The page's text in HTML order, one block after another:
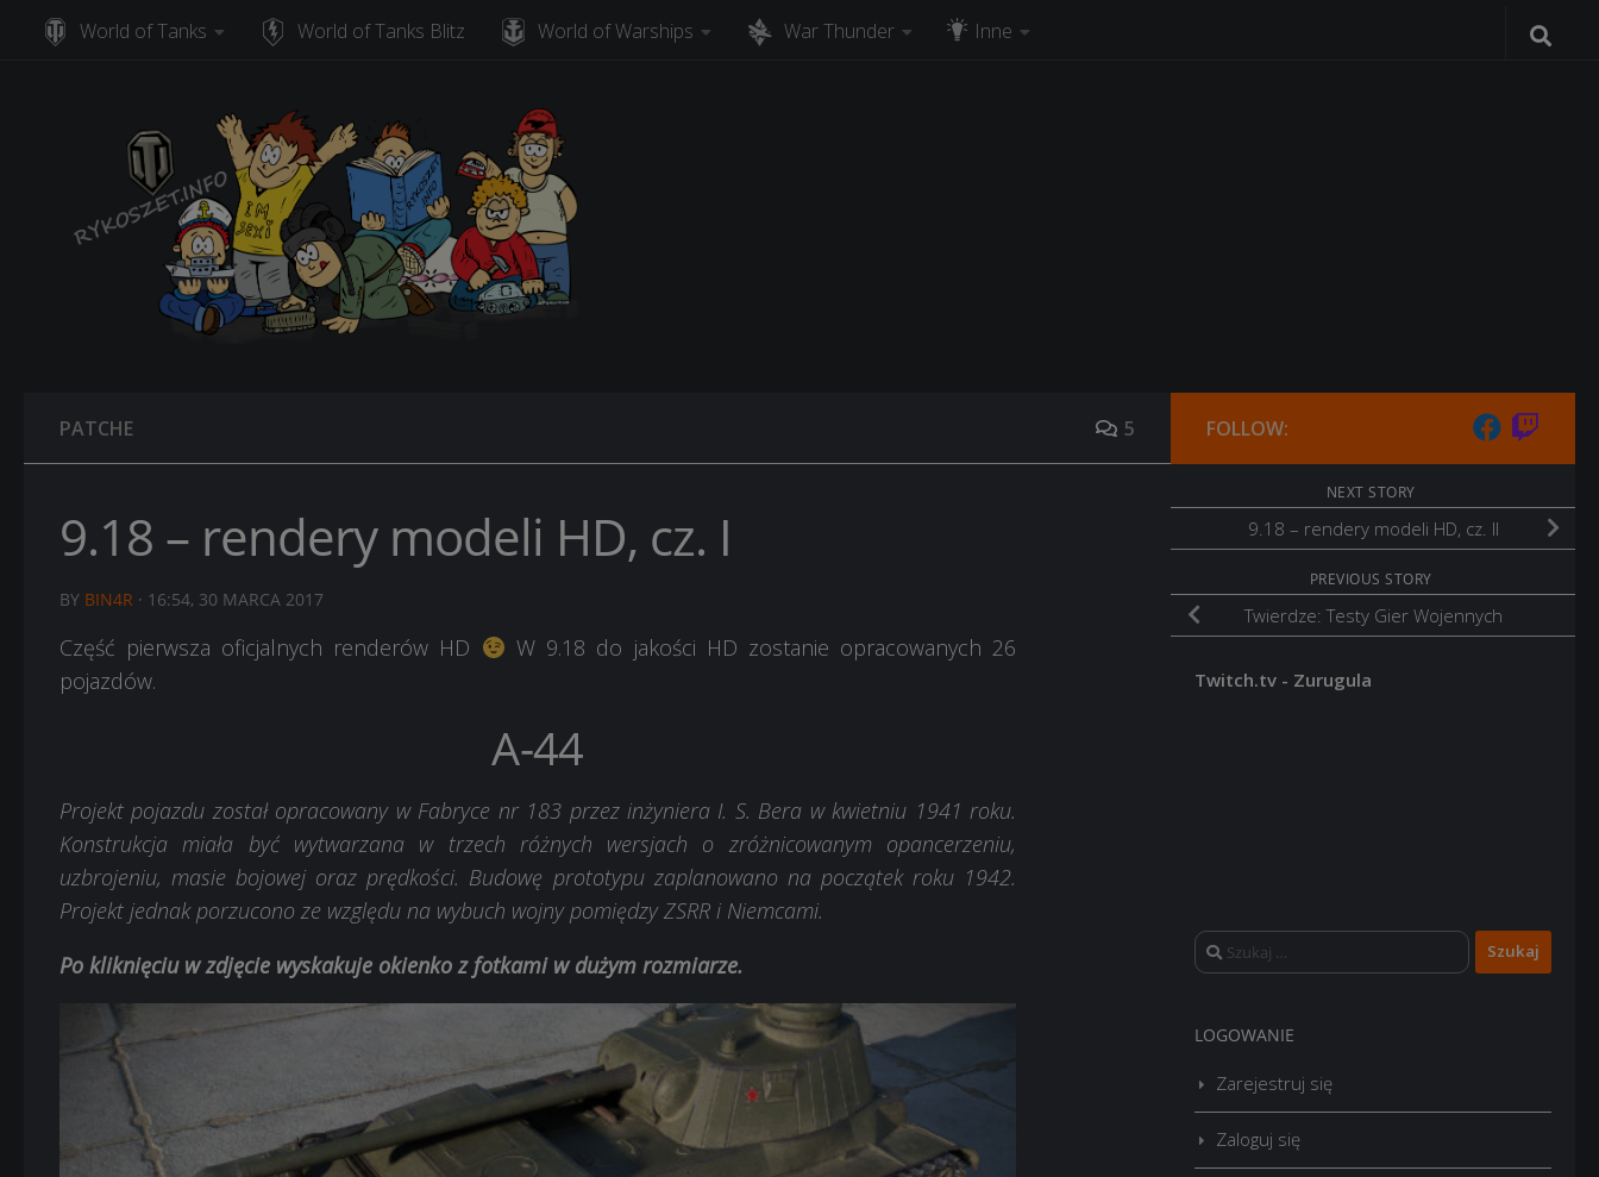
Skip to content
World of Tanks World of Tanks Blitz World of Warships War Thunder Inne
PATCHE 5
9.18 – rendery modeli HD, cz. I
BY BIN4R · 16:54, 30 MARCA 2017
Część pierwsza oficjalnych renderów HD
W 9.18 do jakości HD zostanie opracowanych 26
pojazdów.
A-44
Projekt pojazdu został opracowany w Fabryce nr 183 przez inżyniera I. S. Bera w kwietniu 1941 roku.
Konstrukcja miała być wytwarzana w trzech różnych wersjach o zróżnicowanym opancerzeniu,
uzbrojeniu, masie bojowej oraz prędkości. Budowę prototypu zaplanowano na początek roku 1942.
Projekt jednak porzucono ze względu na wybuch wojny pomiędzy ZSRR i Niemcami.
Po kliknięciu w zdjęcie wyskakuje okienko z fotkami w dużym rozmiarze.
FOLLOW:
NEXT STORY
9.18 – rendery modeli HD, cz. II
PREVIOUS STORY
Twierdze: Testy Gier Wojennych
Twitch.tv - Zurugula
Szukaj:
LOGOWANIE
Zarejestruj się
Zaloguj się